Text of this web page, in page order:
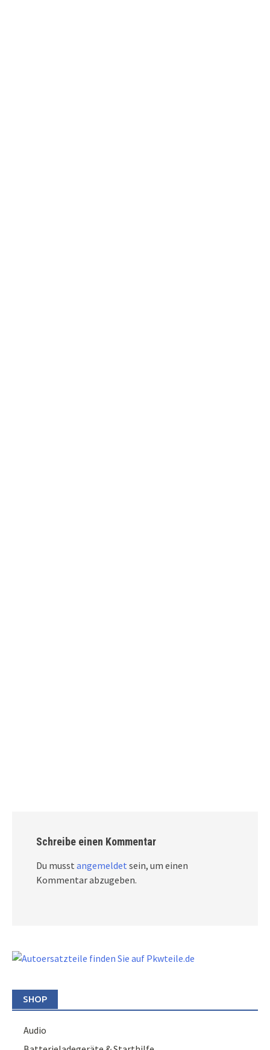
Schreibe einen Kommentar
Du musst angemeldet sein, um einen
Kommentar abzugeben.
SHOP
Audio